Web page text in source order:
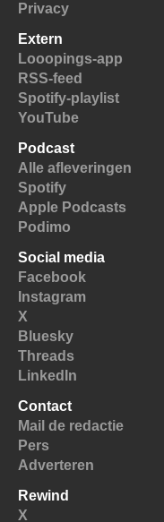
Privacy
Extern
Looopings-app
RSS-feed
Spotify-playlist
YouTube
Podcast
Alle afleveringen
Spotify
Apple Podcasts
Podimo
Social media
Facebook
Instagram
X
Bluesky
Threads
LinkedIn
Contact
Mail de redactie
Pers
Adverteren
Rewind
X